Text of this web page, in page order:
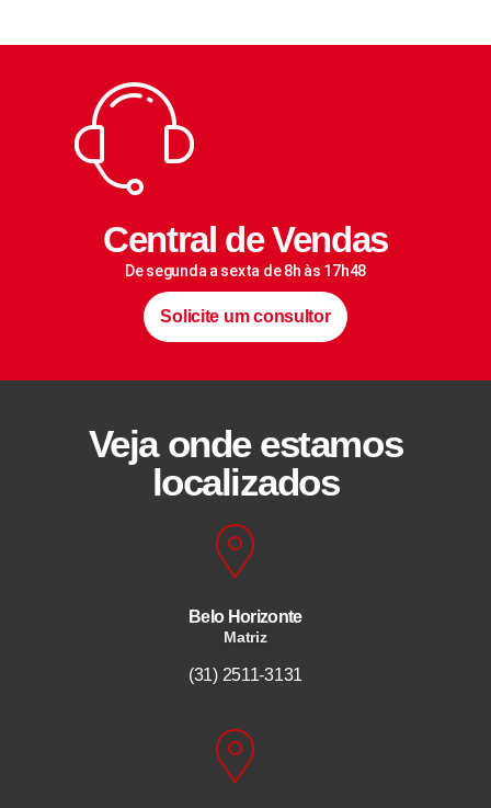
Central de Vendas
De segunda a sexta de 8h às 17h48
Solicite um consultor
Veja onde estamos
localizados
Belo Horizonte
Matriz
(31) 2511-3131